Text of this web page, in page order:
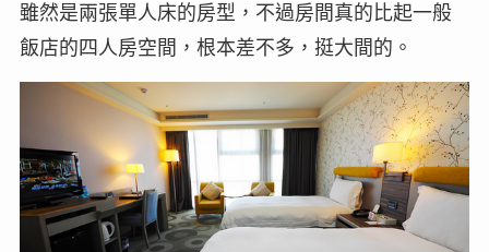
雖然是兩張單人床的房型，不過房間真的比起一般
飯店的四人房空間，根本差不多，挺大間的。